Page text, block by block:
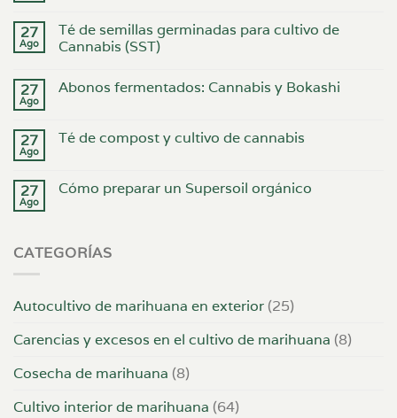
27
Ago
Té de semillas germinadas para cultivo de
Cannabis (SST)
27
Ago
Abonos fermentados: Cannabis y Bokashi
27
Ago
Té de compost y cultivo de cannabis
27
Ago
Cómo preparar un Supersoil orgánico
CATEGORÍAS
Autocultivo de marihuana en exterior (25)
Carencias y excesos en el cultivo de marihuana (8)
Cosecha de marihuana (8)
Cultivo interior de marihuana (64)